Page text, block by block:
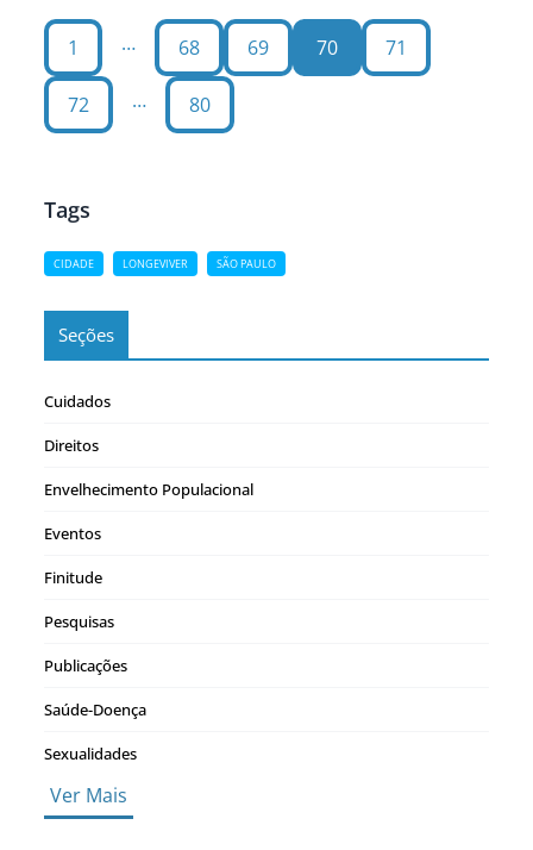
velhos. Somente o Portal do Envelhecimento publicou
duas matérias: As cidades mais envelhecidas…
1 … 68 69 70 71
72 … 80
Tags
CIDADE LONGEVIVER SÃO PAULO
Seções
Cuidados
Direitos
Envelhecimento Populacional
Eventos
Finitude
Pesquisas
Publicações
Saúde-Doença
Sexualidades
Ver Mais